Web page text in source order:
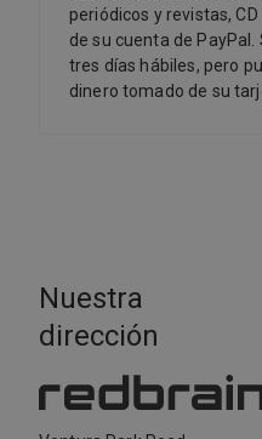
periódicos y revistas,
de su cuenta de
tres días hábiles, pero
dinero tomado de su
Nuestra
dirección